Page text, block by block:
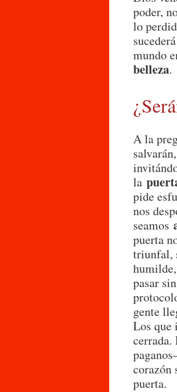
poder,
lo
mundo
belleza.
A la
la
pide
nos
seamos
puerta
triunfal,
pasar
gente
Los que
corazón
puerta.